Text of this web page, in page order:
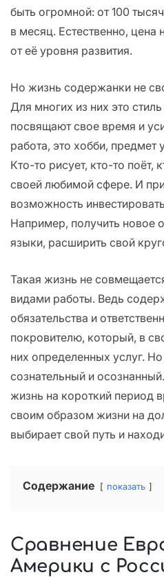
быть огромной: от 100
в месяц. Естественно, цена
от её уровня развития.
Но жизнь содержанки не
Для многих из них это
посвящают свое время и
работа, это хобби, предмет
Кто-то рисует, кто-то поёт,
своей любимой сфере. И
возможность
Например, получить новое
языки, расширить свой
Такая жизнь не
видами работы. Ведь
обязательства и
покровителю, который, в
них определенных услуг.
сознательный и
жизнь на короткий период
своим образом жизни на
выбирает свой путь и
Содержание показать
Сравнение
Америки с